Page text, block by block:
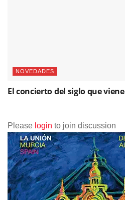
NOVEDADES
El concierto del siglo que viene
Please login to join discussion